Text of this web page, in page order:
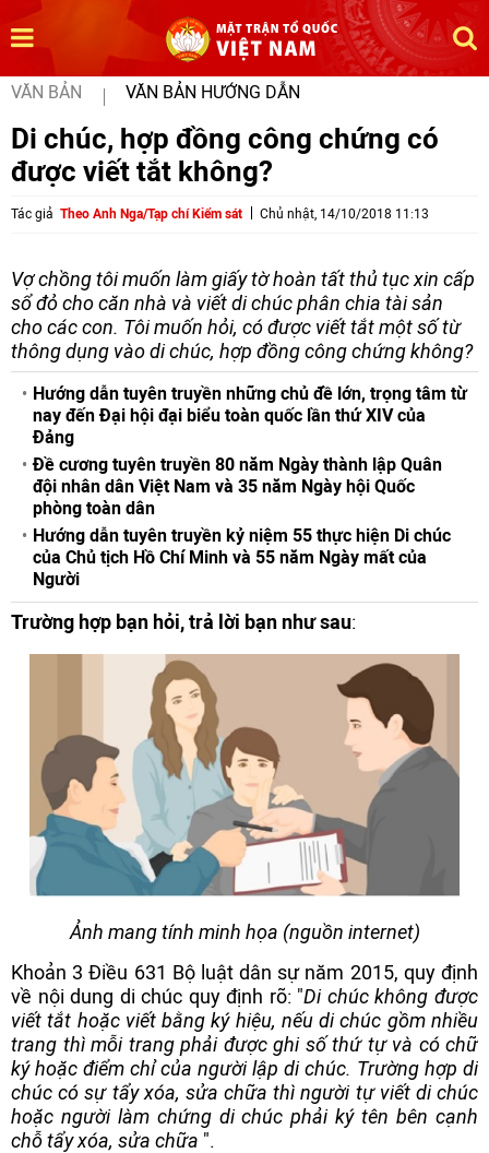
VĂN BẢN VĂN BẢN HƯỚNG DẪN
Di chúc, hợp đồng công chứng có
được viết tắt không?
Tác giả Theo Anh Nga/Tạp chí Kiểm sát Chủ nhật, 14/10/2018 11:13
Vợ chồng tôi muốn làm giấy tờ hoàn tất thủ tục xin cấp
sổ đỏ cho căn nhà và viết di chúc phân chia tài sản
cho các con. Tôi muốn hỏi, có được viết tắt một số từ
thông dụng vào di chúc, hợp đồng công chứng không?
Hướng dẫn tuyên truyền những chủ đề lớn, trọng tâm từ
nay đến Đại hội đại biểu toàn quốc lần thứ XIV của
Đảng
Đề cương tuyên truyền 80 năm Ngày thành lập Quân
đội nhân dân Việt Nam và 35 năm Ngày hội Quốc
phòng toàn dân
Hướng dẫn tuyên truyền kỷ niệm 55 thực hiện Di chúc
của Chủ tịch Hồ Chí Minh và 55 năm Ngày mất của
Người
Trường hợp bạn hỏi, trả lời bạn như sau:
Ảnh mang tính minh họa (nguồn internet)
Khoản 3 Điều 631 Bộ luật dân sự năm 2015, quy định
về nội dung di chúc quy định rõ: "Di chúc không được
viết tắt hoặc viết bằng ký hiệu, nếu di chúc gồm nhiều
trang thì mỗi trang phải được ghi số thứ tự và có chữ
ký hoặc điểm chỉ của người lập di chúc. Trường hợp di
chúc có sự tẩy xóa, sửa chữa thì người tự viết di chúc
hoặc người làm chứng di chúc phải ký tên bên cạnh
chỗ tẩy xóa, sửa chữa ".